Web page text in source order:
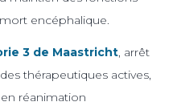
encéphalique.
3 de Maastricht, arrêt
thérapeutiques actives,
réanimation